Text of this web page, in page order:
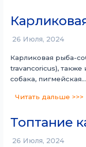
26 Июля, 2024
Карликовая рыба-
travancoricus), также
собака, пигмейская…
Читать дальше >>>
Топтание
26 Июля, 2024